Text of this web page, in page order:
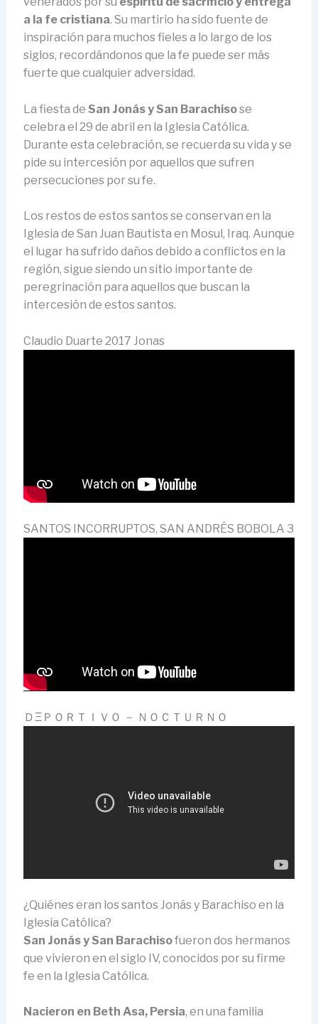
a la fe cristiana. Su martirio ha sido fuente de
inspiración para muchos fieles a lo largo de los
siglos, recordándonos que la fe puede ser más
fuerte que cualquier adversidad.
La fiesta de San Jonás y San Barachisose
celebra el 29 de abril en la Iglesia Católica.
Durante esta celebración, se recuerda su vida y se
pide su intercesión por aquellos que sufren
persecuciones por su fe.
Los restos de estos santos se conservan en la
Iglesia de San Juan Bautista en Mosul, Iraq. Aunque
el lugar ha sufrido daños debido a conflictos en la
región, sigue siendo un sitio importante de
peregrinación para aquellos que buscan la
intercesión de estos santos.
Claudio Duarte 2017 Jonas
SANTOS INCORRUPTOS, SAN ANDRÉS BOBOLA 3
ＤΞＰＯＲＴＩＶＯ － ＮＯＣＴＵＲＮＯ
¿Quiénes eran los santos Jonás y Barachiso en la
Iglesia Católica?
San Jonás y San Barachisofueron dos hermanos
que vivieron en el siglo IV, conocidos por su firme
fe en la Iglesia Católica.
Nacieron en Beth Asa, Persia, en una familia